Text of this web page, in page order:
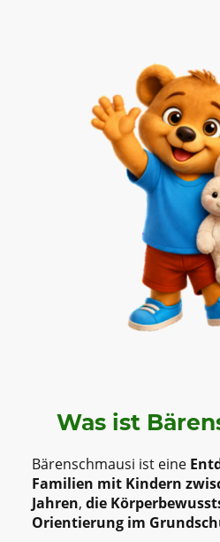
Was ist
Bärenschmausi ist eine
Familien mit Kindern
Jahren, die
Orientierung im